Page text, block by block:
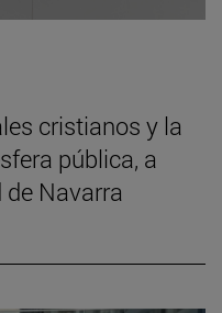
cristianos y la
pública, a
de Navarra